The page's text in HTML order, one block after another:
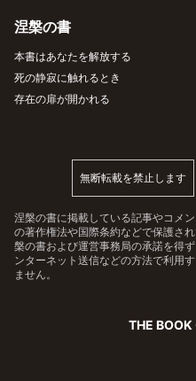
涅槃の書
本書はあなたを解放する
死の静寂に触れるとき
存在の扉が開かれる
無断転載を禁止します
涅槃の書に掲載している記事やコメ
の著作権法や国際条約などで保護さ
槃の書および運営事務局の承諾を得
ンターネット送信などの方法で利用
ません。
THE BOOK